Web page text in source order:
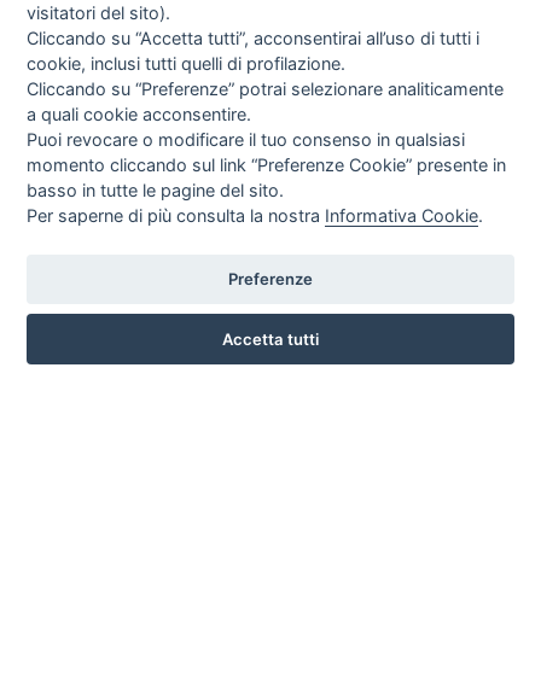
CORSO ITALIA 97 - 87032 CAMPORA SAN GIOVANNI (CS)
3476518234
visitatori del sito).
Cliccando su “Accetta tutti”, acconsentirai all’uso di tutti i
cookie, inclusi tutti quelli di profilazione.
Cliccando su “Preferenze” potrai selezionare analiticamente
a quali cookie acconsentire.
Puoi revocare o modificare il tuo consenso in qualsiasi
momento cliccando sul link “Preferenze Cookie” presente in
basso in tutte le pagine del sito.
Per saperne di più consulta la nostra Informativa Cookie.
Preferenze
Accetta tutti